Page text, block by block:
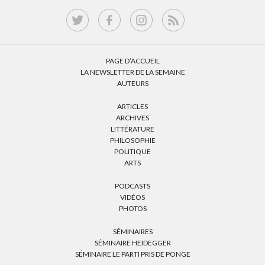
PAGE D’ACCUEIL
LA NEWSLETTER DE LA SEMAINE
AUTEURS
ARTICLES
ARCHIVES
LITTÉRATURE
PHILOSOPHIE
POLITIQUE
ARTS
PODCASTS
VIDÉOS
PHOTOS
SÉMINAIRES
SÉMINAIRE HEIDEGGER
SÉMINAIRE LE PARTI PRIS DE PONGE